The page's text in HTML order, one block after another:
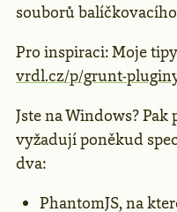
souborů
Pro inspiraci: Moje
vrdl.cz/p/grunt-
Jste na Windows?
vyžadují poněkud
dva:
PhantomJS, na